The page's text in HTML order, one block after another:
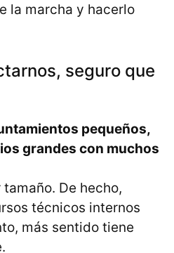
la marcha y hacerlo
seguro que
pequeños,
grandes con muchos
De hecho,
técnicos internos
más sentido tiene